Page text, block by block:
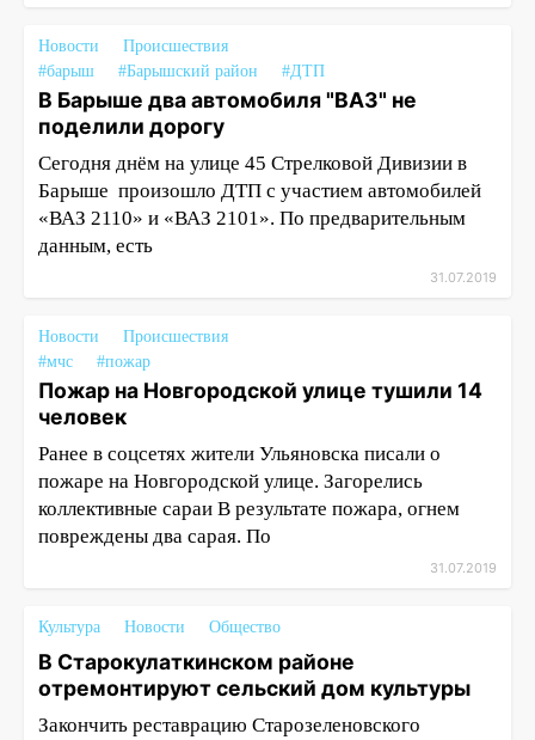
Новости
Происшествия
#барыш
#Барышский район #ДТП
В Барыше два автомобиля "ВАЗ" не
поделили дорогу
Сегодня днём на улице 45 Стрелковой Дивизии в
Барыше произошло ДТП с участием автомобилей
«ВАЗ 2110» и «ВАЗ 2101». По предварительным
данным, есть
31.07.2019
Новости
Происшествия
#мчс
#пожар
Пожар на Новгородской улице тушили 14
человек
Ранее в соцсетях жители Ульяновска писали о
пожаре на Новгородской улице. Загорелись
коллективные сараи В результате пожара, огнем
повреждены два сарая. По
31.07.2019
Культура Новости Общество
В Старокулаткинском районе
отремонтируют сельский дом культуры
Закончить реставрацию Старозеленовского